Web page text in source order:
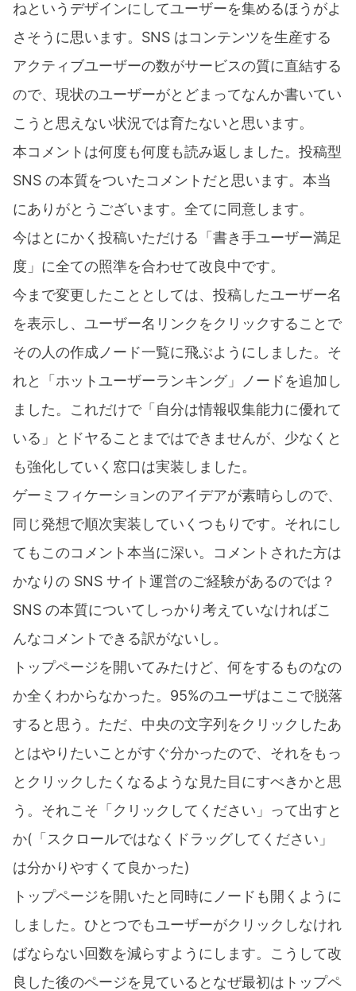
ねというデザインにしてユーザーを集めるほうがよ
さそうに思います。SNS はコンテンツを生産する
アクティブユーザーの数がサービスの質に直結する
ので、現状のユーザーがとどまってなんか書いてい
こうと思えない状況では育たないと思います。
本コメントは何度も何度も読み返しました。投稿型
SNS の本質をついたコメントだと思います。本当
にありがとうございます。全てに同意します。
今はとにかく投稿いただける「書き手ユーザー満足
度」に全ての照準を合わせて改良中です。
今まで変更したこととしては、投稿したユーザー名
を表示し、ユーザー名リンクをクリックすることで
その人の作成ノード一覧に飛ぶようにしました。そ
れと「ホットユーザーランキング」ノードを追加し
ました。これだけで「自分は情報収集能力に優れて
いる」とドヤることまではできませんが、少なくと
も強化していく窓口は実装しました。
ゲーミフィケーションのアイデアが素晴らしので、
同じ発想で順次実装していくつもりです。それにし
てもこのコメント本当に深い。コメントされた方は
かなりの SNS サイト運営のご経験があるのでは？
SNS の本質についてしっかり考えていなければこ
んなコメントできる訳がないし。
トップページを開いてみたけど、何をするものなの
か全くわからなかった。95%のユーザはここで脱落
すると思う。ただ、中央の文字列をクリックしたあ
とはやりたいことがすぐ分かったので、それをもっ
とクリックしたくなるような見た目にすべきかと思
う。それこそ「クリックしてください」って出すと
か(「スクロールではなくドラッグしてください」
は分かりやすくて良かった)
トップページを開いたと同時にノードも開くように
しました。ひとつでもユーザーがクリックしなけれ
ばならない回数を減らすようにします。こうして改
良した後のページを見ているとなぜ最初はトップペ